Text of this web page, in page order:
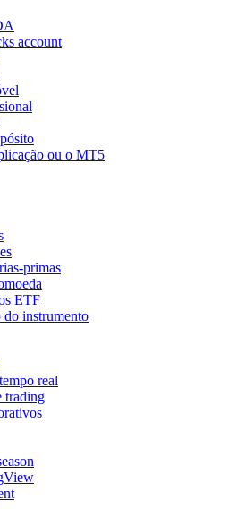
account
ou o MT5
primas
ETF
do instrumento
real
trading